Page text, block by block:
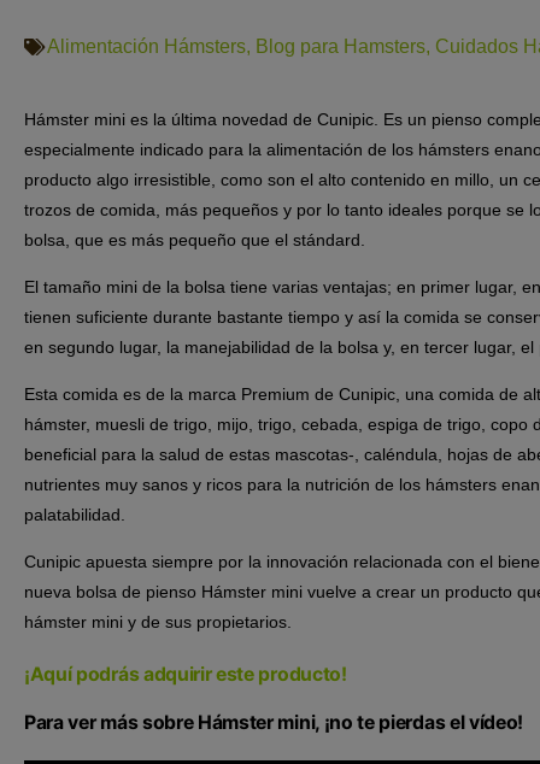
Alimentación Hámsters, Blog para Hamsters, Cuidados
Hámster mini es la última novedad de Cunipic. Es un pienso
especialmente indicado para la alimentación de los hámsters
producto algo irresistible, como son el alto contenido en millo, un
trozos de comida, más pequeños y por lo tanto ideales porque se
bolsa, que es más pequeño que el stándard.
El tamaño mini de la bolsa tiene varias ventajas; en primer lugar,
tienen suficiente durante bastante tiempo y así la comida se
en segundo lugar, la manejabilidad de la bolsa y, en tercer lugar, el
Esta comida es de la marca Premium de Cunipic, una comida de
hámster, muesli de trigo, mijo, trigo, cebada, espiga de trigo,
beneficial para la salud de estas mascotas-, caléndula, hojas de
nutrientes muy sanos y ricos para la nutrición de los hámsters
palatabilidad.
Cunipic apuesta siempre por la innovación relacionada con el
nueva bolsa de pienso Hámster mini vuelve a crear un producto
hámster mini y de sus propietarios.
¡Aquí podrás adquirir este producto!
Para ver más sobre Hámster mini, ¡no te pierdas el vídeo!